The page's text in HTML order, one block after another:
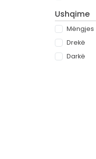
Ushqime
Mëngjes
Drekë
Darkë